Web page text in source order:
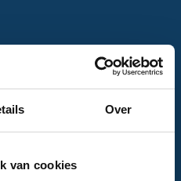
Over
van cookies
om kansen zichtbaar
gemist. Kleine
een groot verschil
het jaar.